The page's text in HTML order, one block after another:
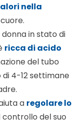
nella
in stato di
ricca di acido
del tubo
4-12 settimane
a regolare lo
del suo